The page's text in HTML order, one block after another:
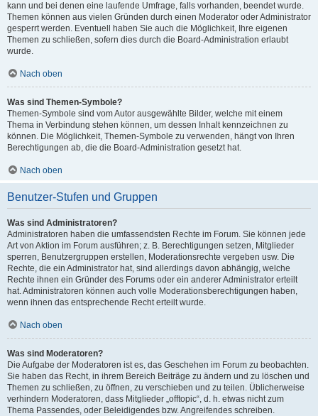
kann und bei denen eine laufende Umfrage, falls vorhanden, beendet wurde.
Themen können aus vielen Gründen durch einen Moderator oder Administrator
gesperrt werden. Eventuell haben Sie auch die Möglichkeit, Ihre eigenen
Themen zu schließen, sofern dies durch die Board-Administration erlaubt
wurde.
Nach oben
Was sind Themen-Symbole?
Themen-Symbole sind vom Autor ausgewählte Bilder, welche mit einem
Thema in Verbindung stehen können, um dessen Inhalt kennzeichnen zu
können. Die Möglichkeit, Themen-Symbole zu verwenden, hängt von Ihren
Berechtigungen ab, die die Board-Administration gesetzt hat.
Nach oben
Benutzer-Stufen und Gruppen
Was sind Administratoren?
Administratoren haben die umfassendsten Rechte im Forum. Sie können jede
Art von Aktion im Forum ausführen; z. B. Berechtigungen setzen, Mitglieder
sperren, Benutzergruppen erstellen, Moderationsrechte vergeben usw. Die
Rechte, die ein Administrator hat, sind allerdings davon abhängig, welche
Rechte ihnen ein Gründer des Forums oder ein anderer Administrator erteilt
hat. Administratoren können auch volle Moderationsberechtigungen haben,
wenn ihnen das entsprechende Recht erteilt wurde.
Nach oben
Was sind Moderatoren?
Die Aufgabe der Moderatoren ist es, das Geschehen im Forum zu beobachten.
Sie haben das Recht, in ihrem Bereich Beiträge zu ändern und zu löschen und
Themen zu schließen, zu öffnen, zu verschieben und zu teilen. Üblicherweise
verhindern Moderatoren, dass Mitglieder „offtopic“, d. h. etwas nicht zum
Thema Passendes, oder Beleidigendes bzw. Angreifendes schreiben.